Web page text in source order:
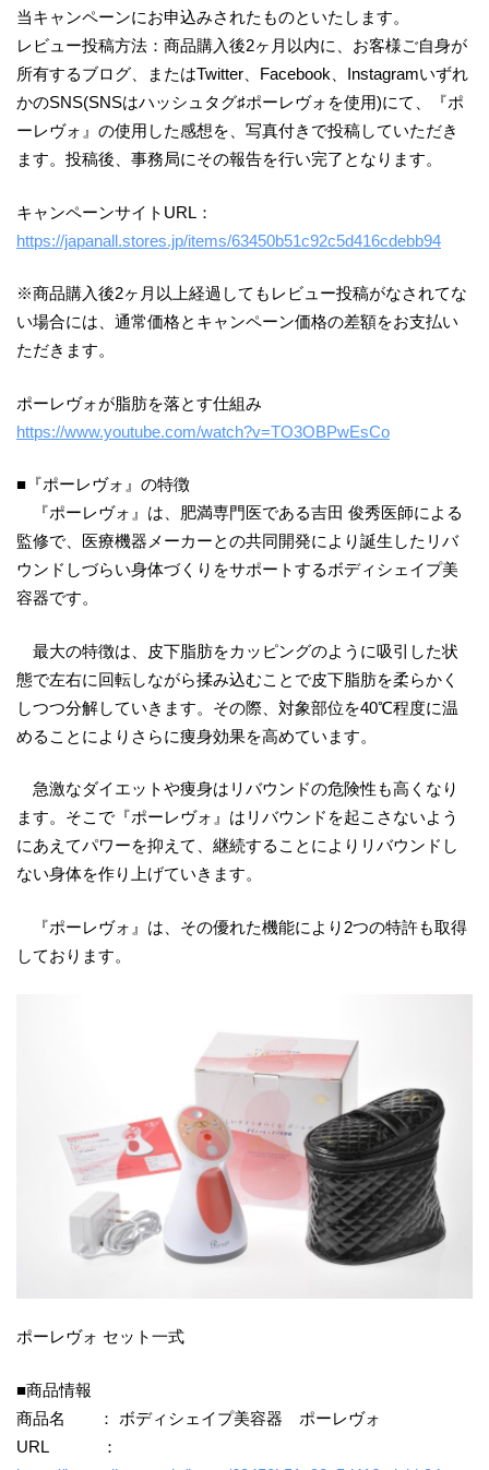
当キャンペーンにお申込みされたものといたします。
レビュー投稿方法：商品購入後2ヶ月以内に、お客様ご自身が
所有するブログ、またはTwitter、Facebook、Instagramいずれ
かのSNS(SNSはハッシュタグ♯ポーレヴォを使用)にて、『ポ
ーレヴォ』の使用した感想を、写真付きで投稿していただき
ます。投稿後、事務局にその報告を行い完了となります。
キャンペーンサイトURL：
https://japanall.stores.jp/items/63450b51c92c5d416cdebb94
※商品購入後2ヶ月以上経過してもレビュー投稿がなされてな
い場合には、通常価格とキャンペーン価格の差額をお支払い
ただきます。
ポーレヴォが脂肪を落とす仕組み
https://www.youtube.com/watch?v=TO3OBPwEsCo
■『ポーレヴォ』の特徴
『ポーレヴォ』は、肥満専門医である吉田 俊秀医師による
監修で、医療機器メーカーとの共同開発により誕生したリバ
ウンドしづらい身体づくりをサポートするボディシェイプ美
容器です。
最大の特徴は、皮下脂肪をカッピングのように吸引した状
態で左右に回転しながら揉み込むことで皮下脂肪を柔らかく
しつつ分解していきます。その際、対象部位を40℃程度に温
めることによりさらに痩身効果を高めています。
急激なダイエットや痩身はリバウンドの危険性も高くなり
ます。そこで『ポーレヴォ』はリバウンドを起こさないよう
にあえてパワーを抑えて、継続することによりリバウンドし
ない身体を作り上げていきます。
『ポーレヴォ』は、その優れた機能により2つの特許も取得
しております。
ポーレヴォ セット一式
■商品情報
商品名 ： ボディシェイプ美容器 ポーレヴォ
URL ：